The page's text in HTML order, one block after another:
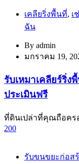
เคลียริ่งพื้นที่, เ
ฉัน
By admin
มกราคม 19,
รับเหมาเคลียร์ริ่
ประเมินฟรี
ที่ดินเปล่าที่คุณถือคร
200
รับขนขยะก่อส